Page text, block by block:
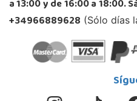
953 505 004
Localizar Tienda
a 13:00 y de 16:00 a 18:00.
+34966889628 (Sólo días